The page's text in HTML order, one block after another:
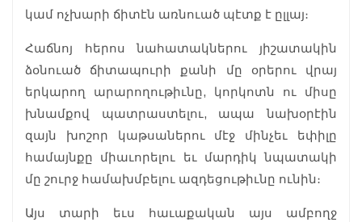
կամ ոչխարի ճիտէն առնուած պէտք է ըլլայ։
Հաճնոյ հերոս նահատակներու յիշատակին
ձօնուած ճիտապուրի քանի մը օրերու վրայ
երկարող արարողութիւնը, կորկոտն ու միսը
խնամքով պատրաստելու, ապա նախօրէին
զայն խոշոր կաթսաներու մէջ մինչեւ եփիլը
համայնքը միաւորելու եւ մարդիկ նպատակի
մը շուրջ համախմբելու ազդեցութիւնը ունին։
Այս տարի եւս հաւաքական այս ամբողջ